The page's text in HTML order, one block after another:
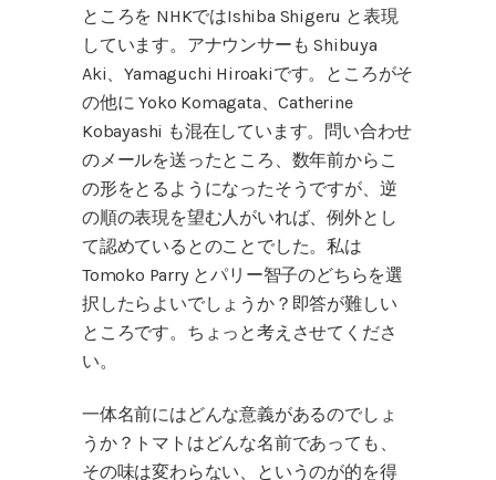
ところを NHKではIshiba Shigeru と表現
しています。アナウンサーも Shibuya
Aki、Yamaguchi Hiroakiです。ところがそ
の他に Yoko Komagata、Catherine
Kobayashi も混在しています。問い合わせ
のメールを送ったところ、数年前からこ
の形をとるようになったそうですが、逆
の順の表現を望む人がいれば、例外とし
て認めているとのことでした。私は
Tomoko Parry とパリー智子のどちらを選
択したらよいでしょうか？即答が難しい
ところです。ちょっと考えさせてくださ
い。
一体名前にはどんな意義があるのでしょ
うか？トマトはどんな名前であっても、
その味は変わらない、というのが的を得